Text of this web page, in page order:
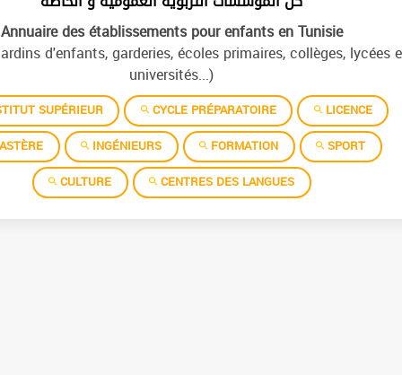
Annuaire des établissements pour enfants en Tunisie
d'enfants, garderies, écoles primaires, collèges, lycées
universités...)
SUPÉRIEUR CYCLE PRÉPARATOIRE
LICENCE
INGÉNIEURS FORMATION
SPORT
CULTURE
CENTRES DES LANGUES